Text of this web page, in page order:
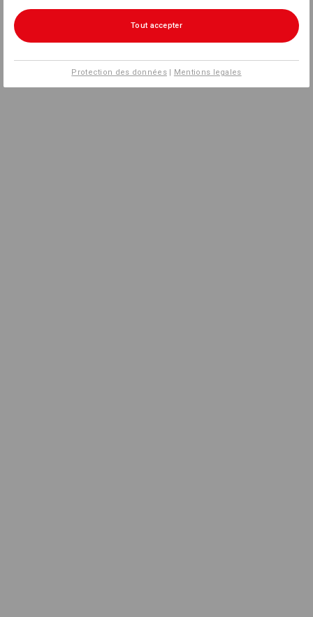
Tout accepter
Protection des données| Mentions legales